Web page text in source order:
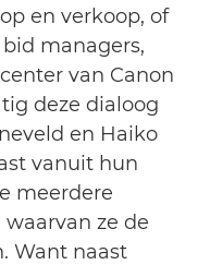
en verkoop, of
managers,
van Canon
deze dialoog
en Haiko
vanuit hun
meerdere
ze de
Want naast